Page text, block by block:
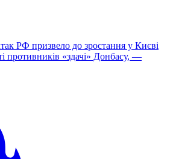
РФ призвело до зростання у Києві
противників «здачі» Донбасу, —